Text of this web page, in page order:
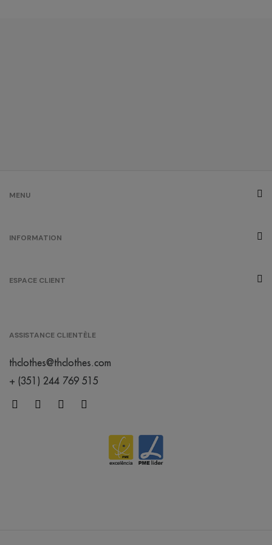
MENU
INFORMATION
ESPACE CLIENT
ASSISTANCE CLIENTÈLE
thclothes@thclothes.com
+ (351) 244 769 515